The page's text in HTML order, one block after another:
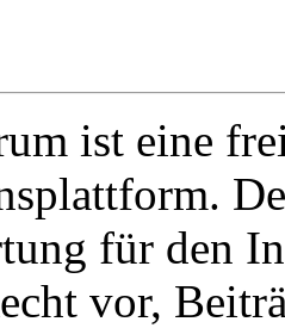
ist eine
für den
vor,